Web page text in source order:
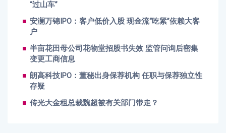
“过山车”
安澜万锦IPO：客户低价入股 现金流“吃紧”依赖大客
户
半亩花田母公司花物堂招股书失效 监管问询后密集
变更工商信息
朗高科技IPO：董秘出身保荐机构 任职与保荐独立性
存疑
传光大金租总裁魏超被有关部门带走？